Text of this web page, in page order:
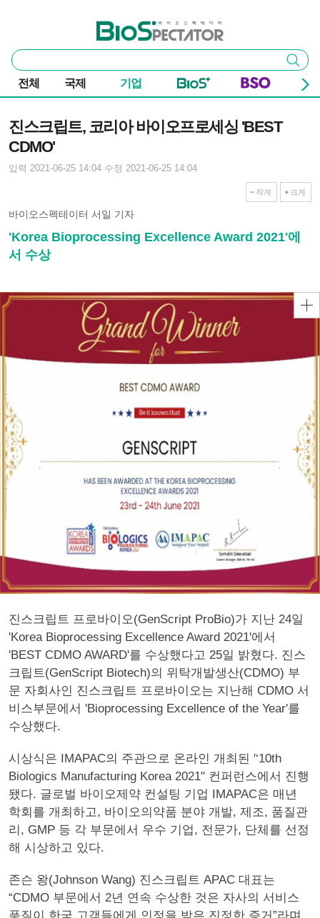
바이오스펙테이터
통
합
검
색
검색
전체 국제 기업
진스크립트, 코리아 바이오프로세싱 'BEST
CDMO'
입력 2021-06-25 14:04 수정 2021-06-25 14:04
작게 크게
바이오스펙테이터 서일 기자
'Korea Bioprocessing Excellence Award 2021'에
서 수상
진스크립트 프로바이오(GenScript ProBio)가 지난 24일
'Korea Bioprocessing Excellence Award 2021'에서
'BEST CDMO AWARD'를 수상했다고 25일 밝혔다. 진스
크립트(GenScript Biotech)의 위탁개발생산(CDMO) 부
문 자회사인 진스크립트 프로바이오는 지난해 CDMO 서
비스부문에서 'Bioprocessing Excellence of the Year'를
수상했다.
시상식은 IMAPAC의 주관으로 온라인 개최된 '‘10th
Biologics Manufacturing Korea 2021" 컨퍼런스에서 진행
됐다. 글로벌 바이오제약 컨설팅 기업 IMAPAC은 매년
학회를 개최하고, 바이오의약품 분야 개발, 제조, 품질관
리, GMP 등 각 부문에서 우수 기업, 전문가, 단체를 선정
해 시상하고 있다.
존슨 왕(Johnson Wang) 진스크립트 APAC 대표는
“CDMO 부문에서 2년 연속 수상한 것은 자사의 서비스